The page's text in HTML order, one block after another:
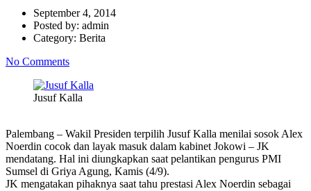
September 4, 2014
Posted by: admin
Category: Berita
No Comments
Jusuf Kalla
Palembang – Wakil Presiden terpilih Jusuf Kalla menilai sosok Alex
Noerdin cocok dan layak masuk dalam kabinet Jokowi – JK
mendatang. Hal ini diungkapkan saat pelantikan pengurus PMI
Sumsel di Griya Agung, Kamis (4/9).
JK mengatakan pihaknya saat tahu prestasi Alex Noerdin sebagai